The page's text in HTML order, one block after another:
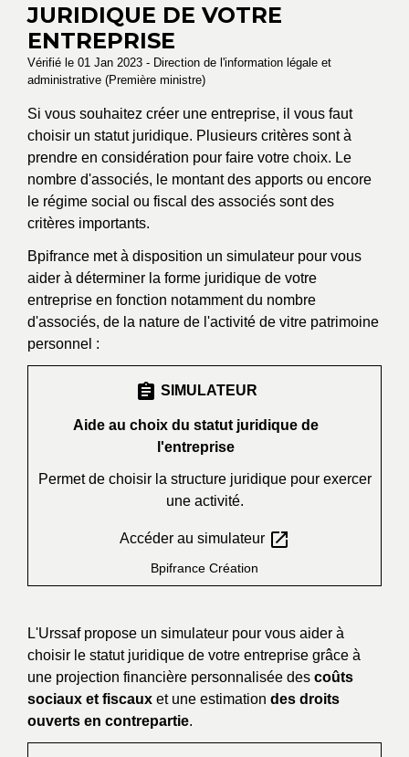
JURIDIQUE DE VOTRE
ENTREPRISE
Vérifié le 01 Jan 2023 - Direction de l'information légale et
administrative (Première ministre)
Si vous souhaitez créer une entreprise, il vous faut
choisir un statut juridique. Plusieurs critères sont à
prendre en considération pour faire votre choix. Le
nombre d'associés, le montant des apports ou encore
le régime social ou fiscal des associés sont des
critères importants.
Bpifrance met à disposition un simulateur pour vous
aider à déterminer la forme juridique de votre
entreprise en fonction notamment du nombre
d'associés, de la nature de l'activité de vitre patrimoine
personnel :
assignment SIMULATEUR
Aide au choix du statut juridique de
l'entreprise
Permet de choisir la structure juridique pour exercer
une activité.
Accéder au simulateur open_in_new
Bpifrance Création
L'Urssaf propose un simulateur pour vous aider à
choisir le statut juridique de votre entreprise grâce à
une projection financière personnalisée des coûts
sociaux et fiscaux et une estimation des droits
ouverts en contrepartie.